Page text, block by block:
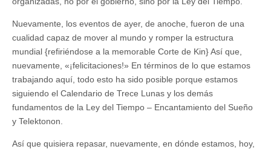
Nuevamente, los eventos de ayer, de anoche, fueron de una
cualidad capaz de mover al mundo y romper la estructura
mundial {refiriéndose a la memorable Corte de Kin} Así que,
nuevamente, «¡felicitaciones!» En términos de lo que estamos
trabajando aquí, todo esto ha sido posible porque estamos
siguiendo el Calendario de Trece Lunas y los demás
fundamentos de la Ley del Tiempo – Encantamiento del Sueño
y Telektonon.
Así que quisiera repasar, nuevamente, en dónde estamos, hoy,